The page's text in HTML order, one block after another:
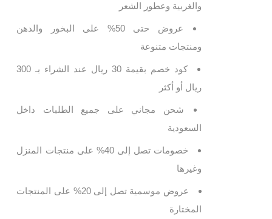
والغربية وعطور الشعر
عروض حتى 50% على البخور والدهن
ومنتجات متنوعة
كود خصم بقيمة 30 ريال عند الشراء بـ 300
ريال أو أكثر
شحن مجاني على جميع الطلبات داخل
السعودية
خصومات تصل إلى 40% على منتجات المنزل
وغيرها
عروض موسمية تصل إلى 20% على المنتجات
المختارة